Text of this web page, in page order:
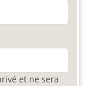
et ne sera